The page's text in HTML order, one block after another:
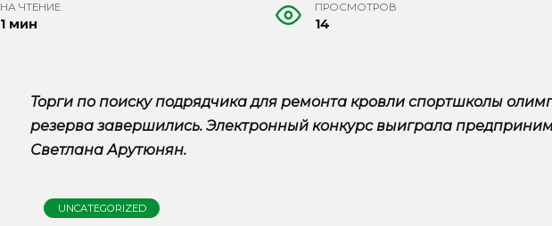
НА ЧТЕНИЕ
1 мин
ПРОСМОТРОВ
14
Торги по поиску подрядчика для ремонта кровли спортшколы
резерва завершились. Электронный конкурс выиграла
Светлана Арутюнян.
UNCATEGORIZED